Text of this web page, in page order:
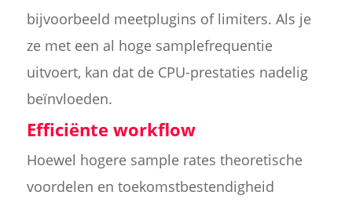
bijvoorbeeld meetplugins of limiters. Als je
ze met een al hoge samplefrequentie
uitvoert, kan dat de CPU-prestaties nadelig
beïnvloeden.
Efficiënte workflow
Hoewel hogere sample rates theoretische
voordelen en toekomstbestendigheid